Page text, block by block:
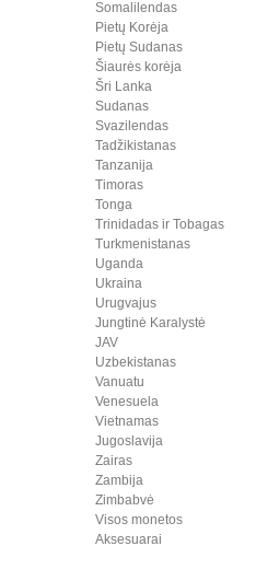
Somalilendas
Pietų Korėja
Pietų Sudanas
Šiaurės korėja
Šri Lanka
Sudanas
Svazilendas
Tadžikistanas
Tanzanija
Timoras
Tonga
Trinidadas ir Tobagas
Turkmenistanas
Uganda
Ukraina
Urugvajus
Jungtinė Karalystė
JAV
Uzbekistanas
Vanuatu
Venesuela
Vietnamas
Jugoslavija
Zairas
Zambija
Zimbabvė
Visos monetos
Aksesuarai